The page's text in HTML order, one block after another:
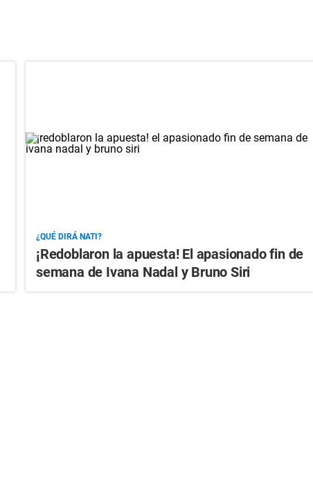
¿QUÉ DIRÁ NATI?
¡Redoblaron la apuesta! El apasionado fin de
semana de Ivana Nadal y Bruno Siri